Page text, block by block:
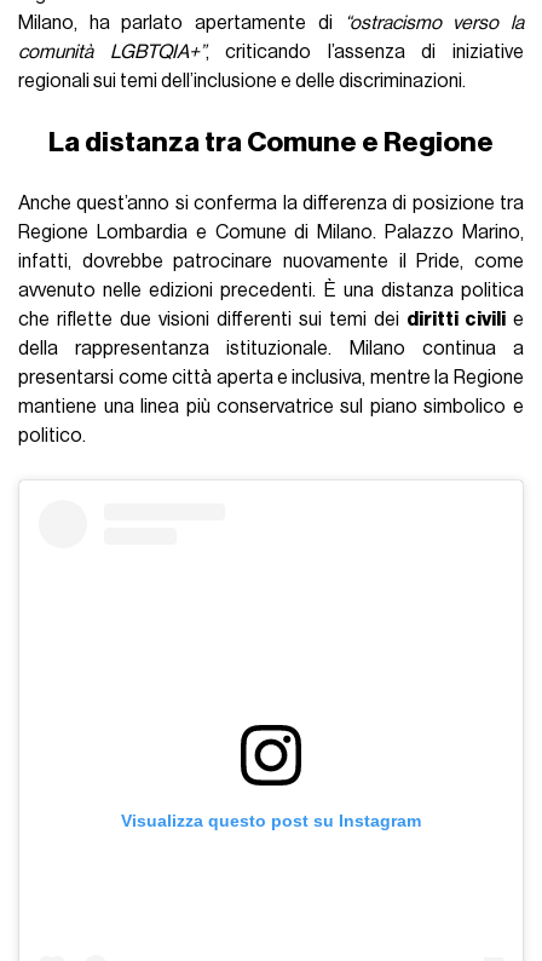
Milano, ha parlato apertamente di “ostracismo verso la
comunità LGBTQIA+”, criticando l’assenza di iniziative
regionali sui temi dell’inclusione e delle discriminazioni.
La distanza tra Comune e Regione
Anche quest’anno si conferma la differenza di posizione tra
Regione Lombardia e Comune di Milano. Palazzo Marino,
infatti, dovrebbe patrocinare nuovamente il Pride, come
avvenuto nelle edizioni precedenti. È una distanza politica
che riflette due visioni differenti sui temi dei diritti civilie
della rappresentanza istituzionale. Milano continua a
presentarsi come città aperta e inclusiva, mentre la Regione
mantiene una linea più conservatrice sul piano simbolico e
politico.
Visualizza questo post su Instagram